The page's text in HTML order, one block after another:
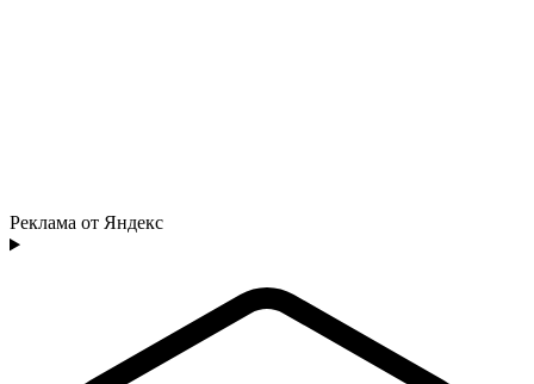
Реклама от Яндекс